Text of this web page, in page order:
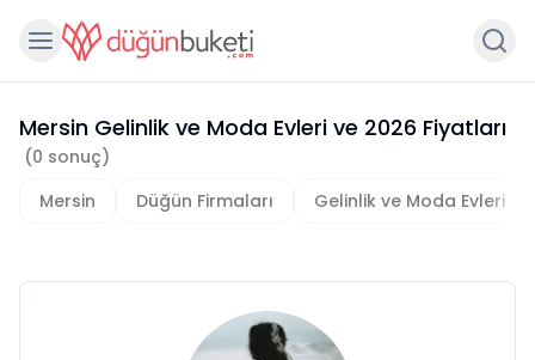
Mersin Gelinlik ve Moda Evleri ve 2026 Fiyatları
(0 sonuç)
Mersin
Düğün Firmaları Gelinlik ve Moda Evleri